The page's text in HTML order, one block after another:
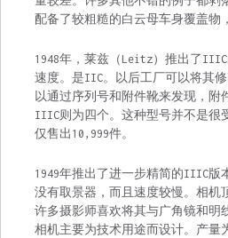
配备了较粗糙的白云母车身覆盖物
1948年，莱兹（Leitz）推出了
速度。是IIC。以后工厂可以将其
以通过序列号和附件靴来发现，附
IIIC则为四个。这种型号并不是很
仅售出10,999件。
1949年推出了进一步精简的IIIC版
没有取景器，而且速度较慢。相机
许多摄影师喜欢将其与广角镜和明
相机主要为技术用途而设计。产量